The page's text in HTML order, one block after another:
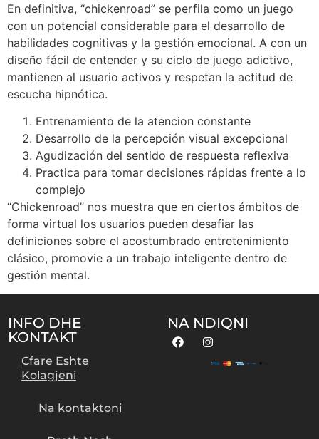
En definitiva, “chickenroad” se perfila como un juego
con un potencial considerable para el desarrollo de
habilidades cognitivas y la gestión emocional. A con un
diseño fácil de entender y su ciclo de juego adictivo,
mantienen al usuario activos y respetan la actitud de
escucha hipnótica.
Entrenamiento de la atencion constante
Desarrollo de la percepción visual excepcional
Agudización del sentido de respuesta reflexiva
Practica para tomar decisiones rápidas frente a lo
complejo
“Chickenroad” nos muestra que en ciertos ámbitos de
forma virtual los usuarios pueden desafiar las
definiciones sobre el acostumbrado entretenimiento
clásico, promovie a un trabajo inteligente dentro de
gestión mental.
INFO DHE
KONTAKT
Cfare Eshte
Kolagjeni
Na kontaktoni
NA NDIQNI